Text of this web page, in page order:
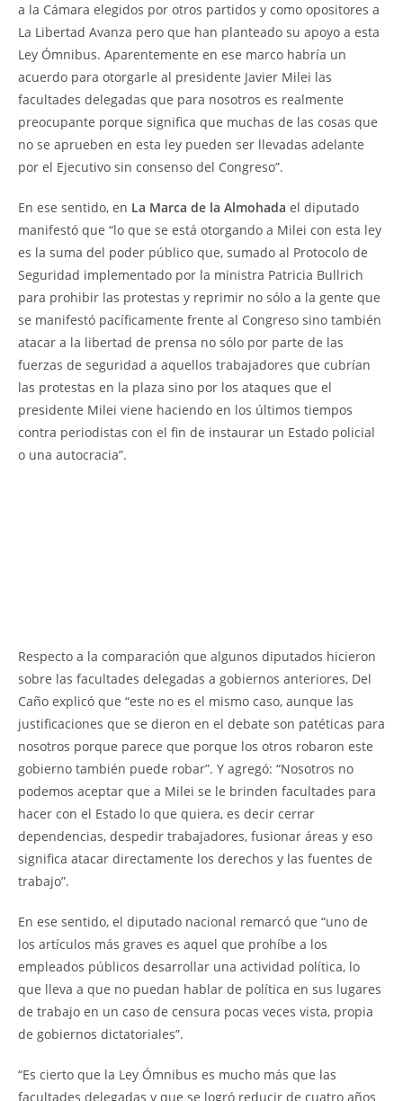
a la Cámara elegidos por otros partidos y como opositores a
La Libertad Avanza pero que han planteado su apoyo a esta
Ley Ómnibus. Aparentemente en ese marco habría un
acuerdo para otorgarle al presidente Javier Milei las
facultades delegadas que para nosotros es realmente
preocupante porque significa que muchas de las cosas que
no se aprueben en esta ley pueden ser llevadas adelante
por el Ejecutivo sin consenso del Congreso”.
En ese sentido, en La Marca de la Almohada el diputado
manifestó que “lo que se está otorgando a Milei con esta ley
es la suma del poder público que, sumado al Protocolo de
Seguridad implementado por la ministra Patricia Bullrich
para prohibir las protestas y reprimir no sólo a la gente que
se manifestó pacíficamente frente al Congreso sino también
atacar a la libertad de prensa no sólo por parte de las
fuerzas de seguridad a aquellos trabajadores que cubrían
las protestas en la plaza sino por los ataques que el
presidente Milei viene haciendo en los últimos tiempos
contra periodistas con el fin de instaurar un Estado policial
o una autocracia”.
Respecto a la comparación que algunos diputados hicieron
sobre las facultades delegadas a gobiernos anteriores, Del
Caño explicó que “este no es el mismo caso, aunque las
justificaciones que se dieron en el debate son patéticas para
nosotros porque parece que porque los otros robaron este
gobierno también puede robar”. Y agregó: “Nosotros no
podemos aceptar que a Milei se le brinden facultades para
hacer con el Estado lo que quiera, es decir cerrar
dependencias, despedir trabajadores, fusionar áreas y eso
significa atacar directamente los derechos y las fuentes de
trabajo”.
En ese sentido, el diputado nacional remarcó que “uno de
los artículos más graves es aquel que prohíbe a los
empleados públicos desarrollar una actividad política, lo
que lleva a que no puedan hablar de política en sus lugares
de trabajo en un caso de censura pocas veces vista, propia
de gobiernos dictatoriales”.
“Es cierto que la Ley Ómnibus es mucho más que las
facultades delegadas y que se logró reducir de cuatro años